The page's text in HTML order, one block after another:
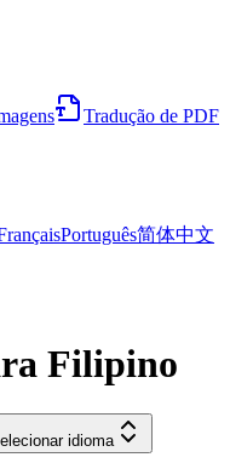
Tradução de PDF
Português简体中文
Filipino
idioma